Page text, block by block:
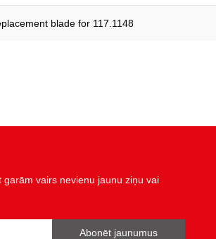
blade for 117.1148
vairs nevienu jaunu ziņu vai
Abonēt jaunumus